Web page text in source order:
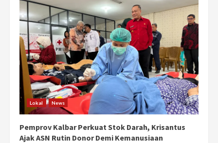
Lokal News
Pemprov Kalbar Perkuat Stok Darah, Krisantus
Ajak ASN Rutin Donor Demi Kemanusiaan